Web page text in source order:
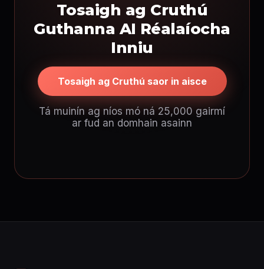
Tosaigh ag Cruthú
Guthanna AI Réalaíocha
Inniu
Tosaigh ag Cruthú saor in aisce
Tá muinín ag níos mó ná 25,000 gairmí
ar fud an domhain asainn